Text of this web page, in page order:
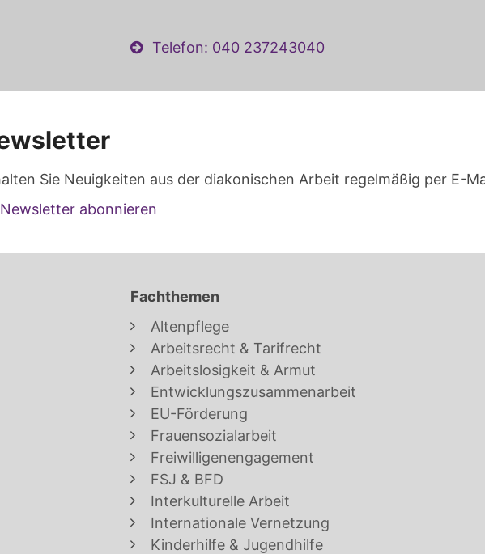
Telefon: 040 237243040
Sie Neuigkeiten aus der diakonischen Arbeit regelmäßig per E-
Newsletter abonnieren
Fachthemen
Altenpflege
Arbeitsrecht & Tarifrecht
Arbeitslosigkeit & Armut
Entwicklungszusammenarbeit
EU-Förderung
Frauensozialarbeit
Freiwilligenengagement
FSJ & BFD
Interkulturelle Arbeit
Internationale Vernetzung
Kinderhilfe & Jugendhilfe